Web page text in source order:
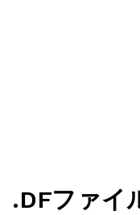
.DFファイ